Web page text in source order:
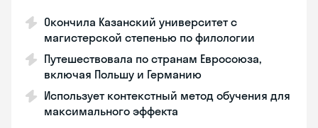
Окончила Казанский университет с
магистерской степенью по филологии
Путешествовала по странам Евросоюза,
включая Польшу и Германию
Использует контекстный метод обучения для
максимального эффекта